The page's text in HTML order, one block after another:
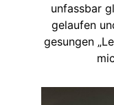
unfassbar
gelaufen
gesungen